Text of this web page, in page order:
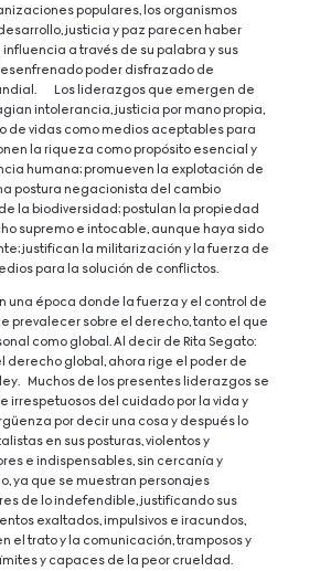
populares, los organismos
justicia y paz parecen haber
a través de su palabra y sus
poder disfrazado de
Los liderazgos que emergen de
intolerancia, justicia por mano propia,
de vidas como medios aceptables para
la riqueza como propósito esencial y
humana; promueven la explotación de
postura negacionista del cambio
la biodiversidad; postulan la propiedad
supremo e intocable, aunque haya sido
justifican la militarización y la fuerza de
para la solución de conflictos.
una época donde la fuerza y el control de
prevalecer sobre el derecho, tanto el que
como global. Al decir de Rita Segato:
derecho global, ahora rige el poder de
Muchos de los presentes liderazgos se
irrespetuosos del cuidado por la vida y
por decir una cosa y después lo
en sus posturas, violentos y
e indispensables, sin cercanía y
ya que se muestran personajes
de lo indefendible, justificando sus
exaltados, impulsivos e iracundos,
el trato y la comunicación, tramposos y
y capaces de la peor crueldad.